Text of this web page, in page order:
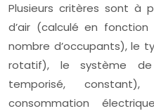
Plusieurs critères sont à
d’air (calculé en
nombre d’occupants), le
rotatif), le système de
temporisé,
consommation